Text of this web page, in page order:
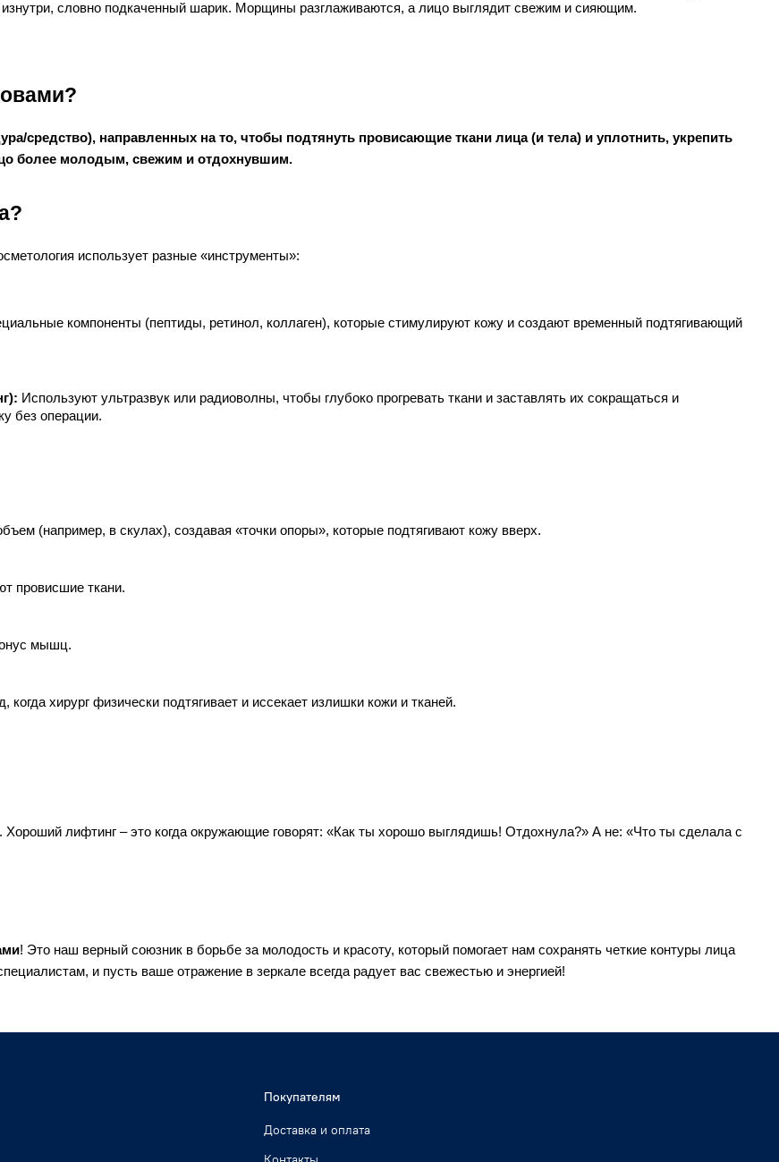
изнутри, словно подкаченный шарик. Морщины разглаживаются, а лицо выглядит свежим и сияющим.
средство), направленных на то, чтобы подтянуть провисающие ткани лица (и тела) и уплотнить, укрепить
более молодым, свежим и отдохнувшим.
использует разные «инструменты»:
компоненты (пептиды, ретинол, коллаген), которые стимулируют кожу и создают временный подтягивающий
Используют ультразвук или радиоволны, чтобы глубоко прогревать ткани и заставлять их сокращаться и
без операции.
(например, в скулах), создавая «точки опоры», которые подтягивают кожу вверх.
провисшие ткани.
мышц.
хирург физически подтягивает и иссекает излишки кожи и тканей.
. Хороший лифтинг – это когда окружающие говорят: «Как ты хорошо выглядишь! Отдохнула?» А не: «Что ты сделала с
! Это наш верный союзник в борьбе за молодость и красоту, который помогает нам сохранять четкие контуры лица
и пусть ваше отражение в зеркале всегда радует вас свежестью и энергией!
Покупателям
Доставка и оплата